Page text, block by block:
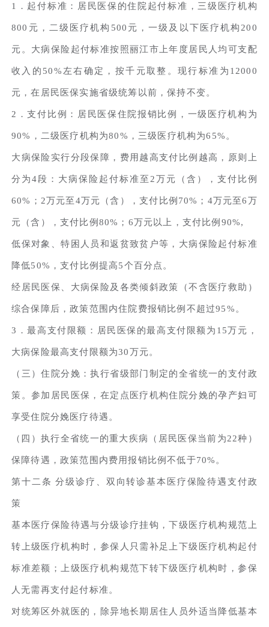
1．起付标准：居民医保的住院起付标准，三级医疗机构
800元，二级医疗机构500元，一级及以下医疗机构200
元。大病保险起付标准按照丽江市上年度居民人均可支配
收入的50%左右确定，按千元取整。现行标准为12000
元，在居民医保实施省级统筹以前，保持不变。
2．支付比例：居民医保住院报销比例，一级医疗机构为
90%，二级医疗机构为80%，三级医疗机构为65%。
大病保险实行分段保障，费用越高支付比例越高，原则上
分为4段：大病保险起付标准至2万元（含），支付比例
60%；2万元至4万元（含），支付比例70%；4万元至6万
元（含），支付比例80%；6万元以上，支付比例90%,
低保对象、特困人员和返贫致贫户等，大病保险起付标准
降低50%，支付比例提高5个百分点。
经居民医保、大病保险及各类倾斜政策（不含医疗救助）
综合保障后，政策范围内住院费报销比例不超过95%。
3．最高支付限额：居民医保的最高支付限额为15万元，
大病保险最高支付限额为30万元。
（三）住院分娩：执行省级部门制定的全省统一的支付政
策。参加居民医保，在定点医疗机构住院分娩的孕产妇可
享受住院分娩医疗待遇。
（四）执行全省统一的重大疾病（居民医保当前为22种）
保障待遇，政策范围内费用报销比例不低于70%。
第十二条 分级诊疗、双向转诊基本医疗保险待遇支付政
策
基本医疗保险待遇与分级诊疗挂钩，下级医疗机构规范上
转上级医疗机构时，参保人只需补足上下级医疗机构起付
标准差额；上级医疗机构规范下转下级医疗机构时，参保
人无需再支付起付标准。
对统筹区外就医的，除异地长期居住人员外适当降低基本